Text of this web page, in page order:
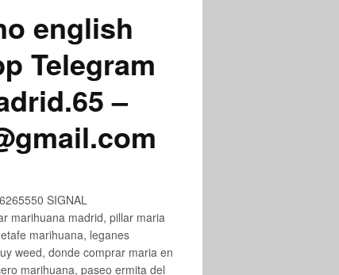
english
Telegram
–
SIGNAL
marihuana madrid, pillar maria
marihuana, leganes
weed, donde comprar maria en
marihuana, paseo ermita del